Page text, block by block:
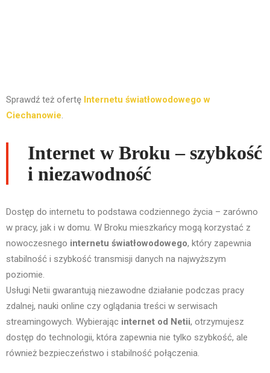
Sprawdź też ofertę Internetu światłowodowego w
Ciechanowie.
Internet w Broku – szybkość
i niezawodność
Dostęp do internetu to podstawa codziennego życia – zarówno
w pracy, jak i w domu. W Broku mieszkańcy mogą korzystać z
nowoczesnego internetu światłowodowego, który zapewnia
stabilność i szybkość transmisji danych na najwyższym
poziomie.
Usługi Netii gwarantują niezawodne działanie podczas pracy
zdalnej, nauki online czy oglądania treści w serwisach
streamingowych. Wybierając internet od Netii, otrzymujesz
dostęp do technologii, która zapewnia nie tylko szybkość, ale
również bezpieczeństwo i stabilność połączenia.